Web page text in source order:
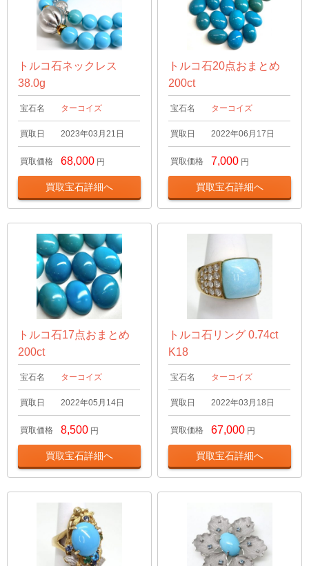
トルコ石ネックレス
38.0g
宝石名 ターコイズ
買取日 2023年03月21日
買取価格 68,000 円
買取宝石詳細へ
トルコ石20点おまとめ
200ct
宝石名 ターコイズ
買取日 2022年06月17日
買取価格 7,000 円
買取宝石詳細へ
トルコ石17点おまとめ
200ct
宝石名 ターコイズ
買取日 2022年05月14日
買取価格 8,500 円
買取宝石詳細へ
トルコ石リング 0.74ct
K18
宝石名 ターコイズ
買取日 2022年03月18日
買取価格 67,000 円
買取宝石詳細へ